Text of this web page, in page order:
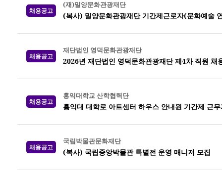
채용공고
(재)밀양문화관광재단
(복사) 밀양문화관광재단 기간제근로자(문화예술
채용공고
재단법인 영덕문화관광재단
2026년 재단법인 영덕문화관광재단 제4차 직원 채
채용공고
홍익대학교 산학협력단
홍익대 대학로 아트센터 하우스 안내원 기간제 근
채용공고
국립박물관문화재단
(복사) 국립중앙박물관 특별전 운영 매니저 모집